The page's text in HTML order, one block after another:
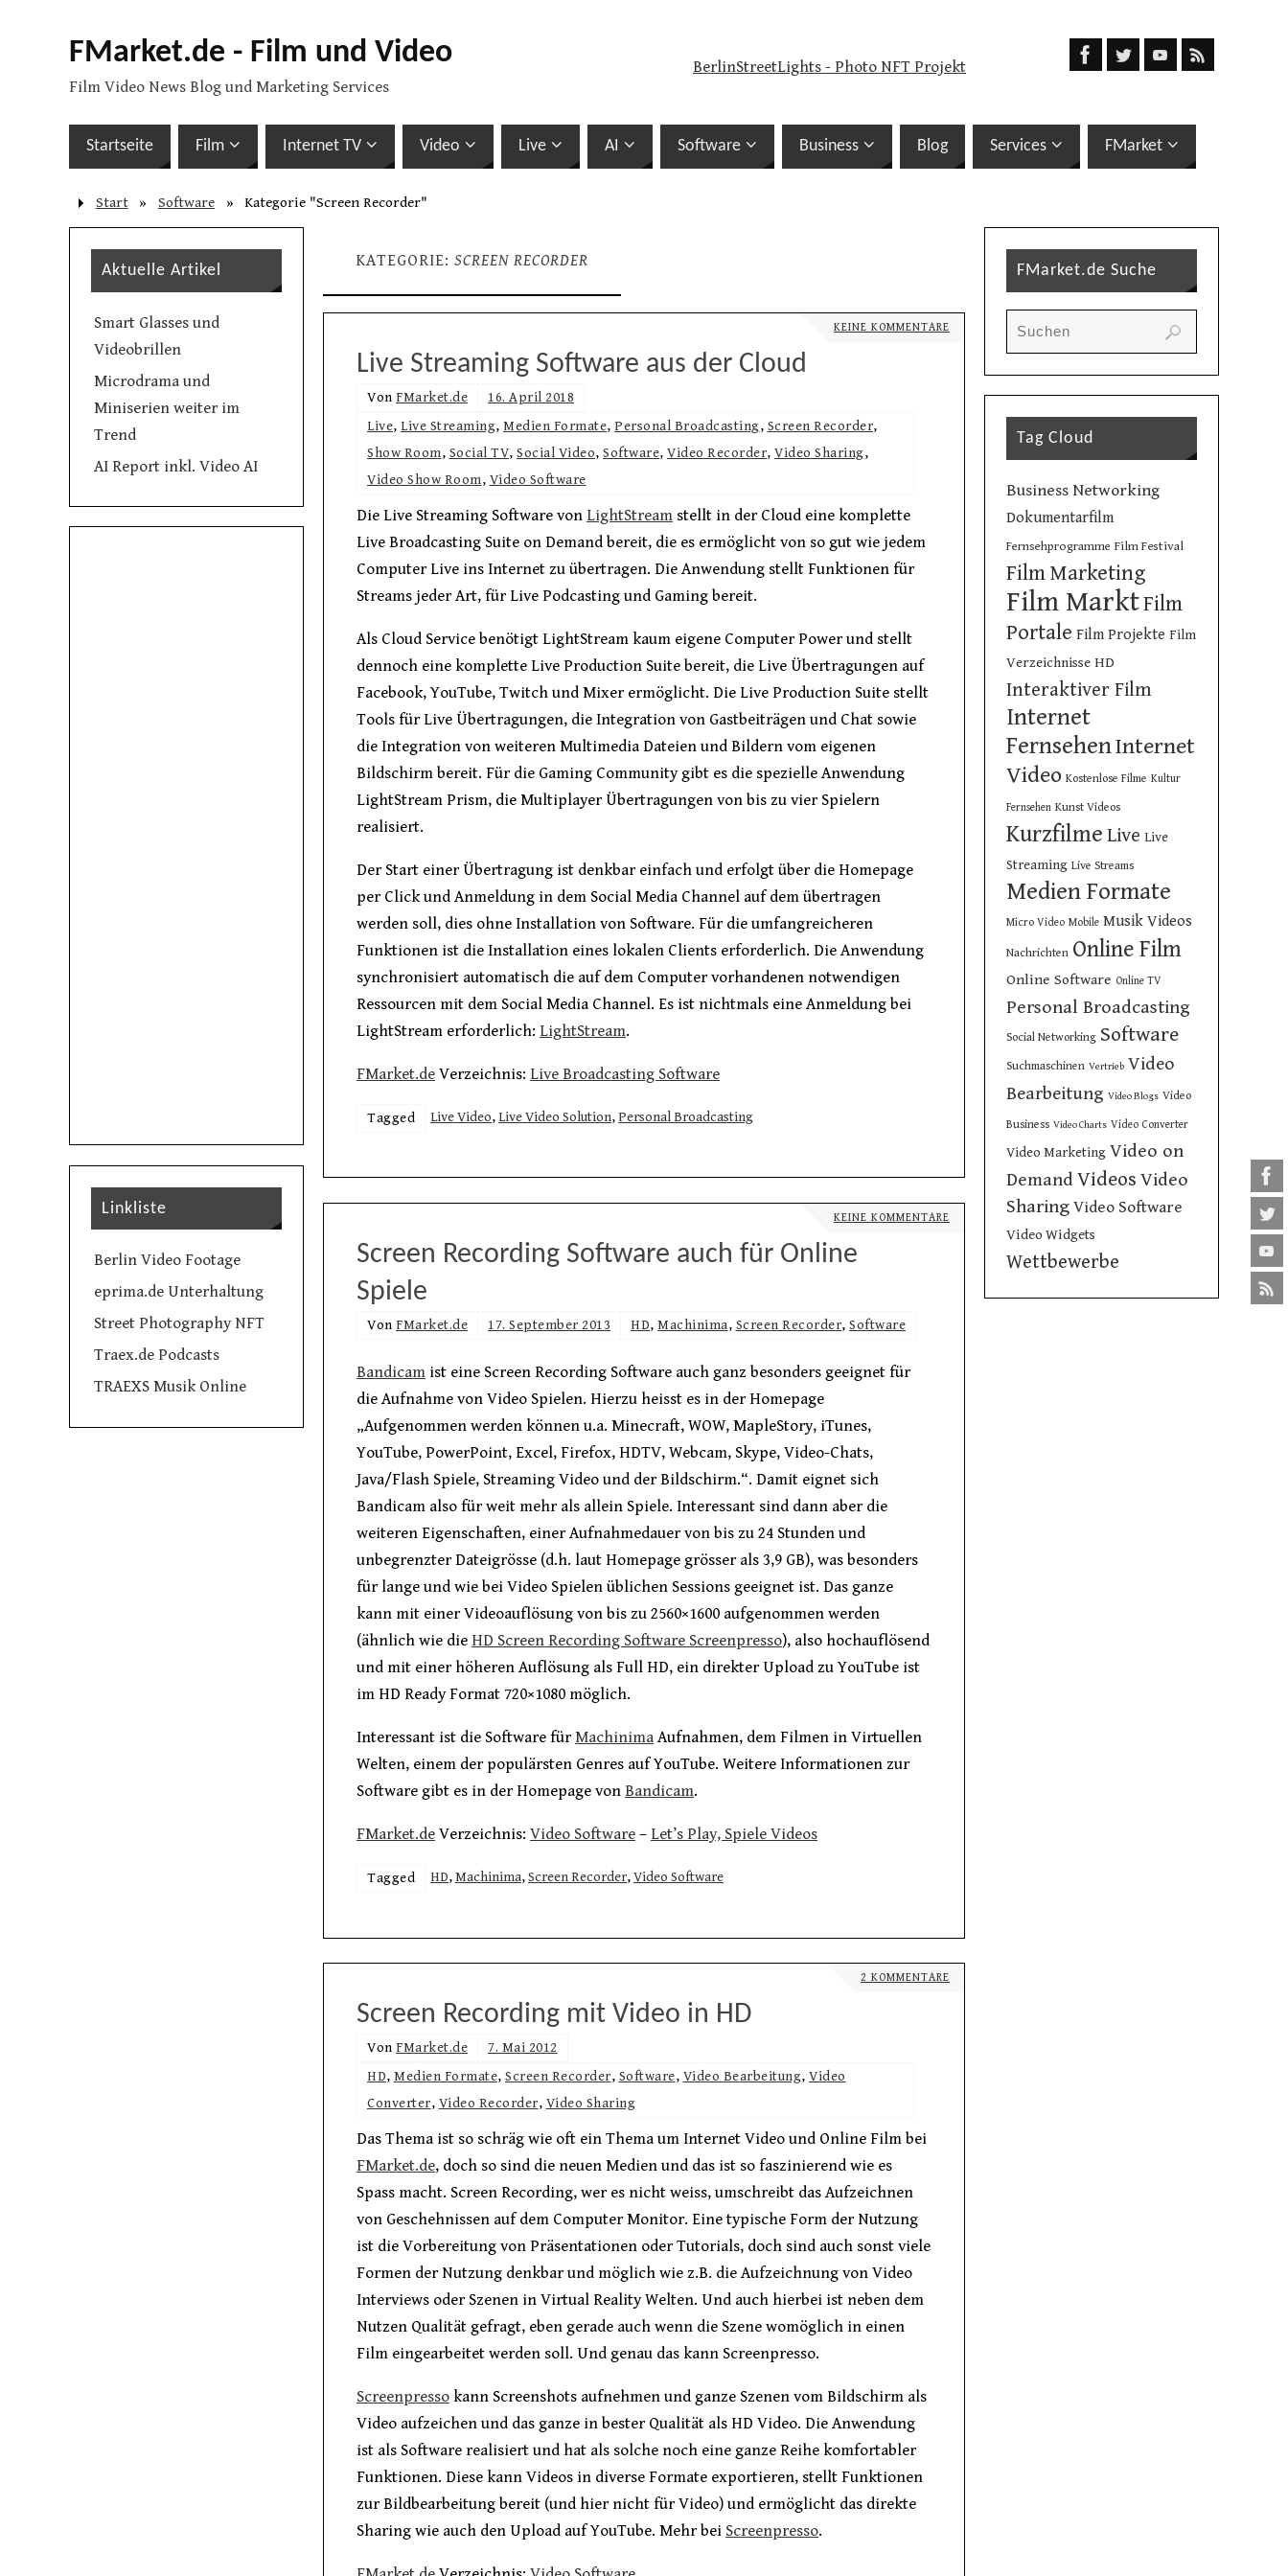
FMarket.de - Film und Video
Film Video News Blog und Marketing Services
BerlinStreetLights - Photo NFT Projekt
Startseite Film Internet TV Video Live AI Software Business Blog Services FMarket
Start » Software » Kategorie "Screen Recorder"
KATEGORIE: SCREEN RECORDER
KEINE KOMMENTARE
Live Streaming Software aus der Cloud
Von FMarket.de
16. April 2018
Live, Live Streaming, Medien Formate, Personal Broadcasting, Screen Recorder,
Show Room, Social TV, Social Video, Software, Video Recorder, Video Sharing,
Video Show Room, Video Software
Die Live Streaming Software von LightStream stellt in der Cloud eine komplette
Live Broadcasting Suite on Demand bereit, die es ermöglicht von so gut wie jedem
Computer Live ins Internet zu übertragen. Die Anwendung stellt Funktionen für
Streams jeder Art, für Live Podcasting und Gaming bereit.
Als Cloud Service benötigt LightStream kaum eigene Computer Power und stellt
dennoch eine komplette Live Production Suite bereit, die Live Übertragungen auf
Facebook, YouTube, Twitch und Mixer ermöglicht. Die Live Production Suite stellt
Tools für Live Übertragungen, die Integration von Gastbeiträgen und Chat sowie
die Integration von weiteren Multimedia Dateien und Bildern vom eigenen
Bildschirm bereit. Für die Gaming Community gibt es die spezielle Anwendung
LightStream Prism, die Multiplayer Übertragungen von bis zu vier Spielern
realisiert.
Der Start einer Übertragung ist denkbar einfach und erfolgt über die Homepage
per Click und Anmeldung in dem Social Media Channel auf dem übertragen
werden soll, dies ohne Installation von Software. Für die umfangreicheren
Funktionen ist die Installation eines lokalen Clients erforderlich. Die Anwendung
synchronisiert automatisch die auf dem Computer vorhandenen notwendigen
Ressourcen mit dem Social Media Channel. Es ist nichtmals eine Anmeldung bei
LightStream erforderlich: LightStream.
FMarket.de Verzeichnis: Live Broadcasting Software
Tagged Live Video,Live Video Solution,Personal Broadcasting
KEINE KOMMENTARE
Screen Recording Software auch für Online
Spiele
Von FMarket.de 17. September 2013 HD, Machinima, Screen Recorder, Software
Bandicam ist eine Screen Recording Software auch ganz besonders geeignet für
die Aufnahme von Video Spielen. Hierzu heisst es in der Homepage
„Aufgenommen werden können u.a. Minecraft, WOW, MapleStory, iTunes,
YouTube, PowerPoint, Excel, Firefox, HDTV, Webcam, Skype, Video-Chats,
Java/Flash Spiele, Streaming Video und der Bildschirm.“. Damit eignet sich
Bandicam also für weit mehr als allein Spiele. Interessant sind dann aber die
weiteren Eigenschaften, einer Aufnahmedauer von bis zu 24 Stunden und
unbegrenzter Dateigrösse (d.h. laut Homepage grösser als 3,9 GB), was besonders
für lange und wie bei Video Spielen üblichen Sessions geeignet ist. Das ganze
kann mit einer Videoauflösung von bis zu 2560×1600 aufgenommen werden
(ähnlich wie die HD Screen Recording Software Screenpresso), also hochauflösend
und mit einer höheren Auflösung als Full HD, ein direkter Upload zu YouTube ist
im HD Ready Format 720×1080 möglich.
Interessant ist die Software fürMachinima Aufnahmen, dem Filmen in Virtuellen
Welten, einem der populärsten Genres auf YouTube. Weitere Informationen zur
Software gibt es in der Homepage von Bandicam.
FMarket.de Verzeichnis: Video Software – Let’s Play, Spiele Videos
Tagged HD,Machinima,Screen Recorder,Video Software
2 KOMMENTARE
Screen Recording mit Video in HD
Von FMarket.de
7. Mai 2012
HD, Medien Formate, Screen Recorder, Software, Video Bearbeitung, Video
Converter, Video Recorder, Video Sharing
Das Thema ist so schräg wie oft ein Thema um Internet Video und Online Film bei
FMarket.de, doch so sind die neuen Medien und das ist so faszinierend wie es
Spass macht. Screen Recording, wer es nicht weiss, umschreibt das Aufzeichnen
von Geschehnissen auf dem Computer Monitor. Eine typische Form der Nutzung
ist die Vorbereitung von Präsentationen oder Tutorials, doch sind auch sonst viele
Formen der Nutzung denkbar und möglich wie z.B. die Aufzeichnung von Video
Interviews oder Szenen in Virtual Reality Welten. Und auch hierbei ist neben dem
Nutzen Qualität gefragt, eben gerade auch wenn die Szene womöglich in einen
Film eingearbeitet werden soll. Und genau das kann Screenpresso.
Screenpresso kann Screenshots aufnehmen und ganze Szenen vom Bildschirm als
Video aufzeichen und das ganze in bester Qualität als HD Video. Die Anwendung
ist als Software realisiert und hat als solche noch eine ganze Reihe komfortabler
Funktionen. Diese kann Videos in diverse Formate exportieren, stellt Funktionen
zur Bildbearbeitung bereit (und hier nicht für Video) und ermöglicht das direkte
Sharing wie auch den Upload auf YouTube. Mehr bei Screenpresso.
Aktuelle Artikel
Smart Glasses und
Videobrillen
Microdrama und
Miniserien weiter im
Trend
AI Report inkl. Video AI
Linkliste
Berlin Video Footage
eprima.de Unterhaltung
Street Photography NFT
Traex.de Podcasts
TRAEXS Musik Online
FMarket.de Suche
Tag Cloud
Business Networking
Dokumentarfilm
Fernsehprogramme Film Festival
Film Marketing
Film MarktFilm
Portale Film Projekte Film
Verzeichnisse HD
Interaktiver Film
Internet
FernsehenInternet
Video Kostenlose Filme Kultur
Fernsehen Kunst Videos
Kurzfilme Live Live
Streaming Live Streams
Medien Formate
Micro Video Mobile Musik Videos
Nachrichten Online Film
Online Software Online TV
Personal Broadcasting
Social Networking Software
Suchmaschinen Vertrieb Video
Bearbeitung Video Blogs Video
Business Video Charts Video Converter
Video Marketing Video on
Demand Videos Video
Sharing Video Software
Video Widgets
Wettbewerbe